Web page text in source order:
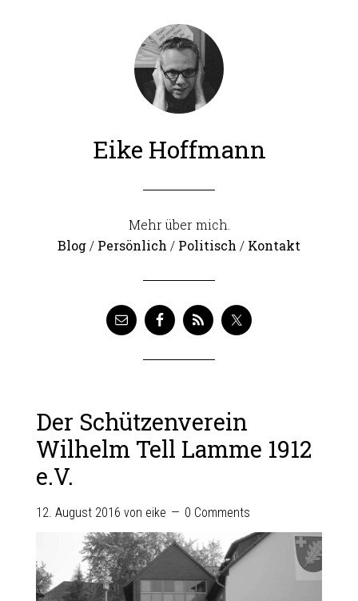
Eike Hoffmann
Mehr über mich.
Blog/ Persönlich / Politisch / Kontakt
Der Schützenverein
Wilhelm Tell Lamme 1912
e.V.
12. August 2016 von eike 0 Comments